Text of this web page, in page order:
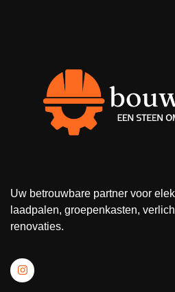
Uw betrouwbare partner voor
laadpalen, groepenkasten,
renovaties.